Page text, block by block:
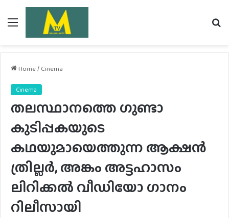
Menu
Home/ Cinema
Cinema
തലസ്ഥാനത്തെ ഗുണ്ടാ
കുടിപ്പകയുടെ
കഥയുമായെത്തുന്ന ആക്ഷൻ
ത്രില്ലർ, അങ്കം അട്ടഹാസം
ലിറിക്കൽ വീഡിയോ ഗാനം
റിലീസായി